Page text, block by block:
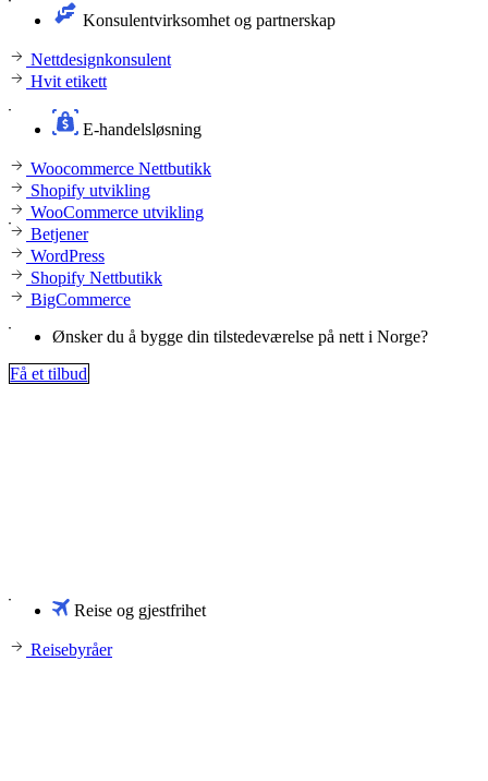
Konsulentvirksomhet og partnerskap
Nettdesignkonsulent
Hvit etikett
E-handelsløsning
Woocommerce Nettbutikk
Shopify utvikling
WooCommerce utvikling
Betjener
WordPress
Shopify Nettbutikk
BigCommerce
Ønsker du å bygge din tilstedeværelse på nett i Norge?
Få et tilbud
Reise og gjestfrihet
Reisebyråer